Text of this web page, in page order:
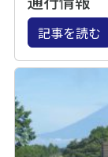
記事を読む